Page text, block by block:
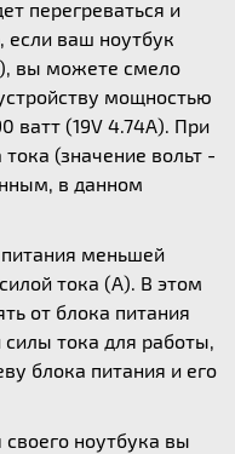
перегреваться и
ваш ноутбук
вы можете смело
мощностью
ватт (19V 4.74A). При
(значение вольт -
в данном
меньшей
тока (А). В этом
от блока питания
тока для работы,
блока питания и его
ноутбука вы